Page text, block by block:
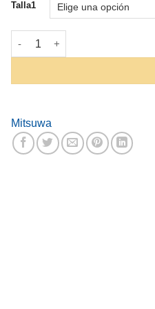
Talla1
Cabecera Para Box Mitsuwa
Mitsuwa